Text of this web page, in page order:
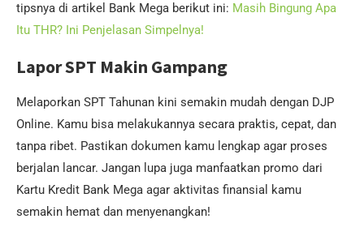
tipsnya di artikel Bank Mega berikut ini: Masih Bingung Apa
Itu THR? Ini Penjelasan Simpelnya!
Lapor SPT Makin Gampang
Melaporkan SPT Tahunan kini semakin mudah dengan DJP
Online. Kamu bisa melakukannya secara praktis, cepat, dan
tanpa ribet. Pastikan dokumen kamu lengkap agar proses
berjalan lancar. Jangan lupa juga manfaatkan promo dari
Kartu Kredit Bank Mega agar aktivitas finansial kamu
semakin hemat dan menyenangkan!